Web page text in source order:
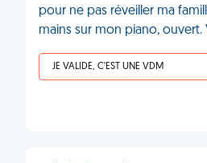
pour ne pas réveiller ma
mains sur mon piano, ouvert.
JE VALIDE, C'EST UNE VDM